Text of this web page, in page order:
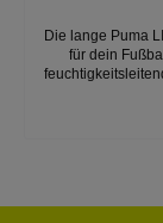
Die lange Puma
für dein